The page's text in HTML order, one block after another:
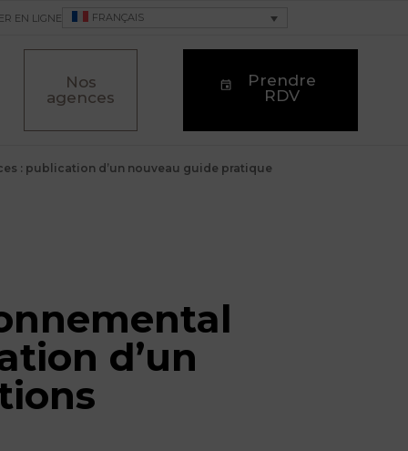
EN LIGNE FRANÇAIS
Nos
agences
Prendre
RDV
: publication d’un nouveau guide pratique
d’un